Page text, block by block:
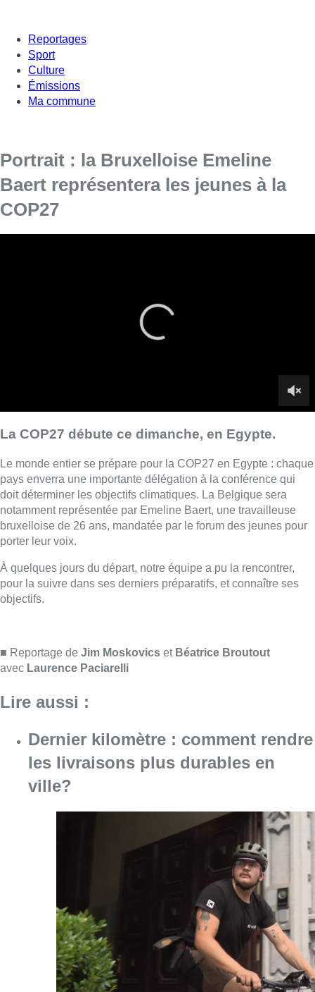
Reportages
Sport
Culture
Émissions
Ma commune
Portrait : la Bruxelloise Emeline
Baert représentera les jeunes à la
COP27
doit déterminer les objectifs climatiques. La Belgique sera
notamment représentée par Emeline Baert, une travailleuse
bruxelloise de 26 ans, mandatée par le forum des jeunes pour
À quelques jours du départ, notre équipe a pu la rencontrer,
pour la suivre dans ses derniers préparatifs, et connaître ses
objectifs.
■ Reportage de Jim Moskovicset Béatrice Broutout
avec Laurence Paciarelli
Lire aussi :
Dernier kilomètre : comment rendre
les livraisons plus durables en
ville?
Consulter l'article "Dernier kilomètre :
“La tactique doit être claire, c’est le
plus important”: Mark van Bommel
dévoile sa philosophie pour les
Diables rouges